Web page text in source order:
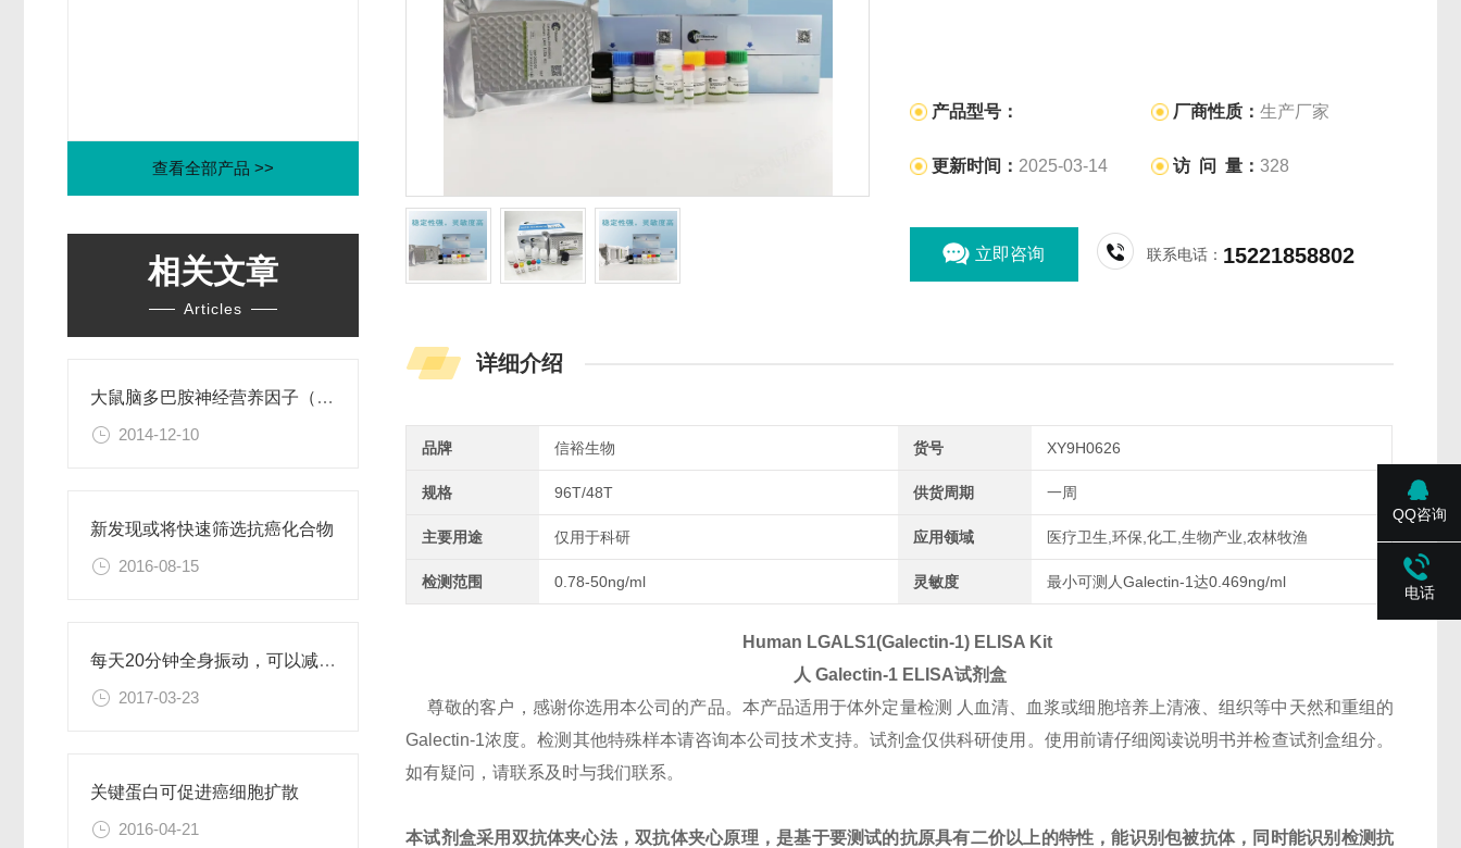
查看全部产品 >>
相关文章
Articles
大鼠脑多巴胺神经营养因子（CDNF）ELISA试剂盒
2014-12-10
新发现或将快速筛选抗癌化合物
2016-08-15
每天20分钟全身振动，可以减肥、对抗糖尿病
2017-03-23
关键蛋白可促进癌细胞扩散
2016-04-21
产品型号： 厂商性质：生产厂家
更新时间： 2025-03-14 访 问 量：328
立即咨询 联系电话： 15221858802
详细介绍
品牌 信裕生物 货号 XY9H0626
规格 96T/48T 供货周期 一周
主要用途 仅用于科研 应用领域 医疗卫生,环保,化工,生物产业,农林牧渔
检测范围 0.78-50ng/ml 灵敏度 最小可测人Galectin-1达0.469ng/ml
Human LGALS1(Galectin-1) ELISA Kit
人 Galectin-1ELISA试剂盒
尊敬的客户，感谢你选用本公司的产品。本产品适用于体外定量检测 人血清、血浆或细胞培养上清液、组织等中天然和重组的
Galectin-1浓度。检测其他特殊样本请咨询本公司技术支持。试剂盒仅供科研使用。使用前请仔细阅读说明书并检查试剂盒组分。
如有疑问，请联系及时与我们联系。
本试剂盒采用双抗体夹心法，双抗体夹心原理，是基于要测试的抗原具有二价以上的特性，能识别包被抗体，同时能识别检测抗
QQ咨询
电话